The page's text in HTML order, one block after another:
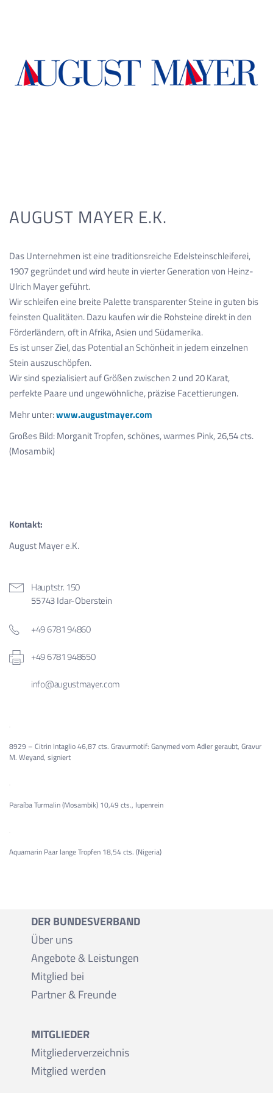
AUGUST MAYER E.K.
Das Unternehmen ist eine traditionsreiche Edelsteinschleiferei,
1907 gegründet und wird heute in vierter Generation von Heinz-
Ulrich Mayer geführt.
Wir schleifen eine breite Palette transparenter Steine in guten bis
feinsten Qualitäten. Dazu kaufen wir die Rohsteine direkt in den
Förderländern, oft in Afrika, Asien und Südamerika.
Es ist unser Ziel, das Potential an Schönheit in jedem einzelnen
Stein auszuschöpfen.
Wir sind spezialisiert auf Größen zwischen 2 und 20 Karat,
perfekte Paare und ungewöhnliche, präzise Facettierungen.
Mehr unter:www.augustmayer.com
Großes Bild: Morganit Tropfen, schönes, warmes Pink, 26,54 cts.
(Mosambik)
Kontakt:
August Mayer e.K.
Hauptstr. 150
55743 Idar-Oberstein
+49 6781 94860
+49 6781 948650
info@augustmayer.com
8929 – Citrin Intaglio 46,87 cts. Gravurmotif: Ganymed vom Adler geraubt, Gravur
M. Weyand, signiert
Paraíba Turmalin (Mosambik) 10,49 cts., lupenrein
Aquamarin Paar lange Tropfen 18,54 cts. (Nigeria)
DER BUNDESVERBAND
Über uns
Angebote & Leistungen
Mitglied bei
Partner & Freunde
MITGLIEDER
Mitgliederverzeichnis
Mitglied werden